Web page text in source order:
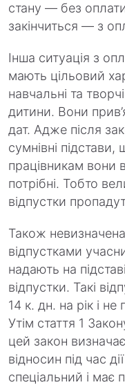
стану — без
закінчиться — з
Інша ситуація з
мають цільовий
навчальні та
дитини. Вони
дат. Адже після
сумнівні
працівникам вони
потрібні. Тобто
відпустки
Також
відпустками
надають на
відпустки. Такі
14 к. дн. на рік і
Утім стаття 1
цей закон
відносин під час
спеціальний і має